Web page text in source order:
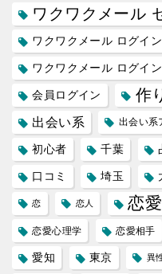
ワクワクメール
ワクワクメール ログイン
ワクワクメール ログイ
会員ログイン 作
出会い系 出会い系
初心者 千葉
口コミ 埼玉
恋 恋人 恋愛
恋愛心理学 恋愛相手
愛知 東京 異